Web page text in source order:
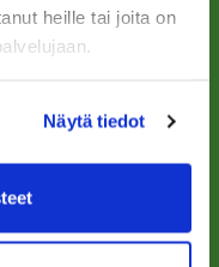
heille tai joita on
Näytä tiedot
Oy
Oy
Oy
ry